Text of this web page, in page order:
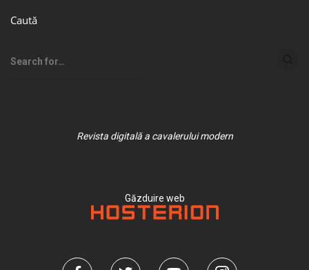
Caută
Revista digitală a cavalerului modern
Găzduire web